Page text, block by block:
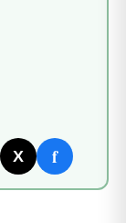
X f